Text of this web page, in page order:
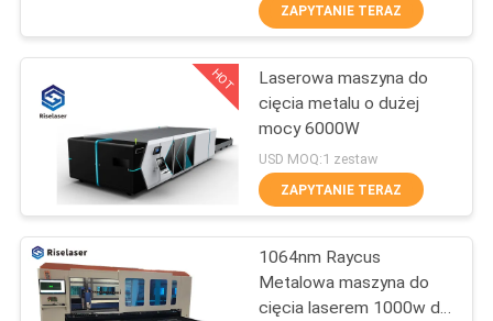
FABRYCE
KONTROLA
JAKOŚCI
SKONTAKTUJ
SIĘ
Maszyna do cięcia
rur
światłowodowych
ZAPYTANIE TERAZ
HOT
Laserowa maszyna do
cięcia metalu o dużej
mocy 6000W
USD MOQ:1 zestaw
ZAPYTANIE TERAZ
1064nm Raycus
Metalowa maszyna do
cięcia laserem 1000w do